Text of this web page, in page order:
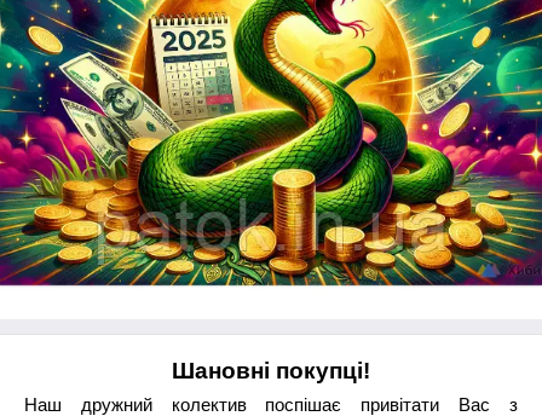
Шановні покупці!
Наш дружний колектив поспішає привітати Вас з